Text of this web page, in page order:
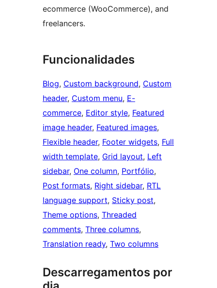
ecommerce (WooCommerce), and
freelancers.
Funcionalidades
Blog, Custom background, Custom
header, Custom menu, E-
commerce, Editor style, Featured
image header, Featured images
Flexible header, Footer widgets, Full
width template, Grid layout, Left
sidebar, One column, Portfólio
Post formats, Right sidebar, RTL
language support, Sticky post
Theme options, Threaded
comments, Three columns
Translation ready, Two columns
Descarregamentos por